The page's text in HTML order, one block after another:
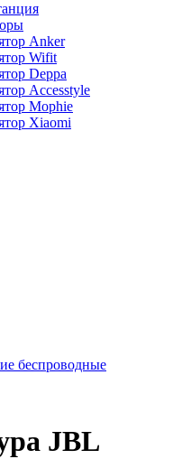
Anker
Wifit
Deppa
Accesstyle
Mophie
Xiaomi
беспроводные
JBL